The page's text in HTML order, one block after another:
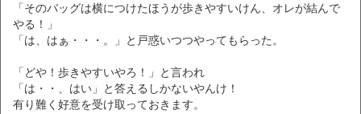
「そのバッグは横につけたほうが歩きやすいけん、オレが結んで
やる！」
「は、はぁ・・・。」と戸惑いつつやってもらった。
「どや！歩きやすいやろ！」と言われ
「は・・、はい」と答えるしかないやんけ！
有り難く好意を受け取っておきます。